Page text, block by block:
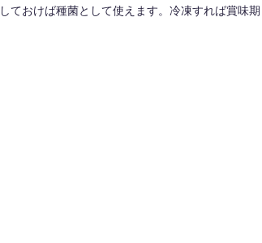
ておけば種菌として使えます。冷凍すれば賞味期